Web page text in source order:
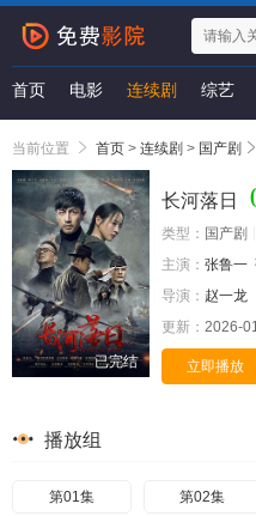
首页 电影 连续剧 综艺
当前位置 首页 > 连续剧 > 国产剧
已完结
长河落日
类型： 国产剧
主演： 张鲁一
导演： 赵一龙
更新： 2026-
立即播放
播放组
第01集 第02集